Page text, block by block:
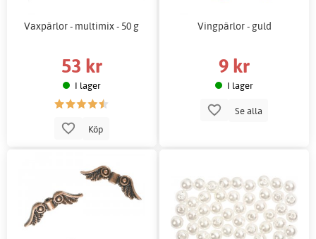
Vaxpärlor - multimix - 50 g
53 kr
I lager
Köp
Vingpärlor - guld
9 kr
I lager
Se alla